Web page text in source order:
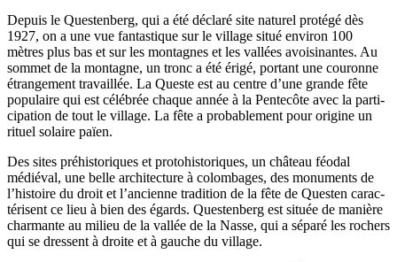
Depuis le Ques­ten­berg, qui a été décla­ré site natu­rel pro­té­gé dès
1927, on a une vue fan­tas­tique sur le vil­lage situé envi­ron 100
mètres plus bas et sur les mon­tagnes et les val­lées avoi­si­nantes. Au
som­met de la mon­tagne, un tronc a été éri­gé, por­tant une cou­ronne
étran­ge­ment tra­vaillée. La Queste est au centre d’une grande fête
popu­laire qui est célé­brée chaque année à la Pen­te­côte avec la par­ti­
ci­pa­tion de tout le vil­lage. La fête a pro­ba­ble­ment pour ori­gine un
rituel solaire païen.
Des sites pré­his­to­riques et pro­to­his­to­riques, un châ­teau féo­dal
médié­val, une belle archi­tec­ture à colom­bages, des monu­ments de
l’his­toire du droit et l’an­cienne tra­di­tion de la fête de Ques­ten carac­
té­risent ce lieu à bien des égards. Ques­ten­berg est située de manière
char­mante au milieu de la val­lée de la Nasse, qui a sépa­ré les rochers
qui se dressent à droite et à gauche du village.